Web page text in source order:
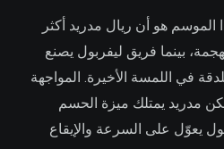
الموسم هو أن ريال مدريد أكثر
بينما فريق ليفربول يصنع
في اللمسة الأخيرة. المواجهة
مدريد يمتلك ميزة الحسم
يعوّل على السرعة والإيقاع